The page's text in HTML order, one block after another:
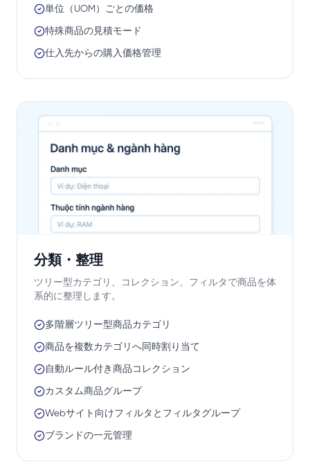
単位（UOM）ごとの価格
特殊商品の見積モード
仕入先からの購入価格管理
分類・整理
ツリー型カテゴリ、コレクション、フィルタで商品を体
系的に整理します。
多階層ツリー型商品カテゴリ
商品を複数カテゴリへ同時割り当て
自動ルール付き商品コレクション
カスタム商品グループ
Webサイト向けフィルタとフィルタグループ
ブランドの一元管理